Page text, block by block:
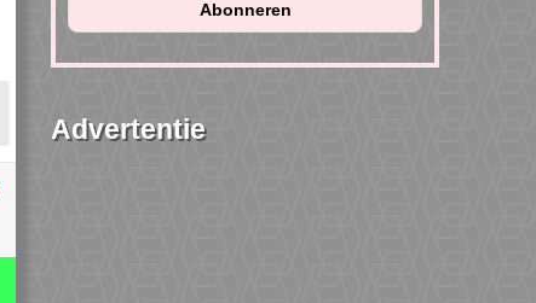
Advertentie